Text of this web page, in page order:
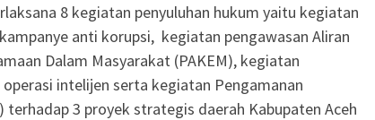
8 kegiatan penyuluhan hukum yaitu kegiatan
anti korupsi, kegiatan pengawasan Aliran
Dalam Masyarakat (PAKEM), kegiatan
intelijen serta kegiatan Pengamanan
terhadap 3 proyek strategis daerah Kabupaten Aceh